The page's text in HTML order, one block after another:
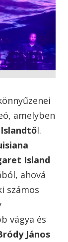
amelyben
l.
Island
ahová
számos
vágya és
János